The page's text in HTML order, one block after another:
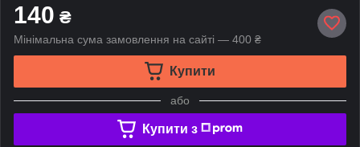
140 ₴
Мінімальна сума замовлення на сайті — 400 ₴
Купити
або
Купити з